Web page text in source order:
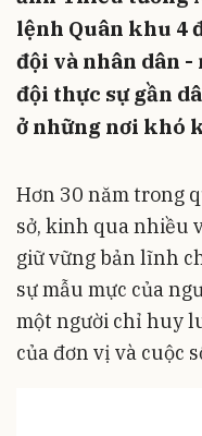
lệnh Quân khu 4
đội và nhân dân
đội thực sự gần
ở những nơi khó
Hơn 30 năm trong
sở, kinh qua nhiều
giữ vững bản lĩnh
sự mẫu mực của
một người chỉ huy
của đơn vị và cuộc